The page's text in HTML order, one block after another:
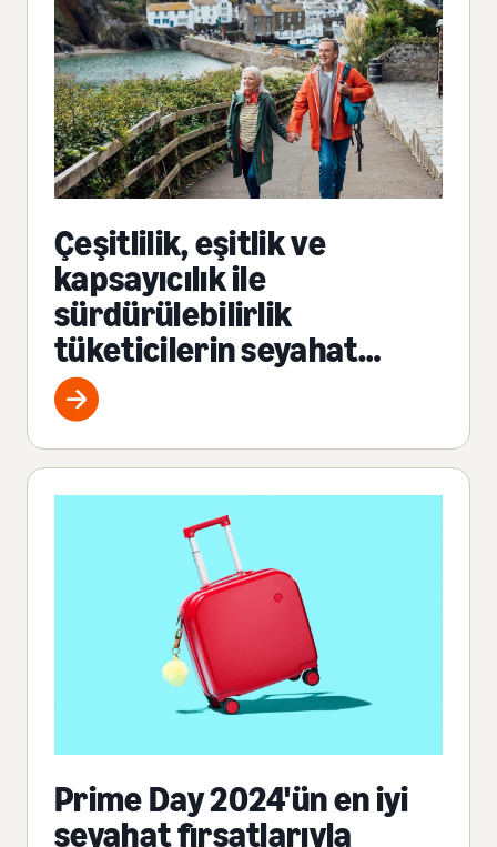
Çeşitlilik, eşitlik ve
kapsayıcılık ile
sürdürülebilirlik
tüketicilerin seyahat
sektöründeki alışveriş
etkileşimlerini nasıl
etkiliyor
Prime Day 2024'ün en iyi
seyahat fırsatlarıyla